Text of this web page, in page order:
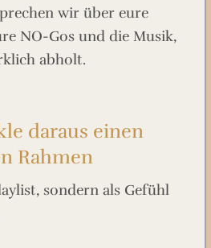
wir über eure
NO-Gos und die Musik,
abholt.
daraus einen
Rahmen
sondern als Gefühl